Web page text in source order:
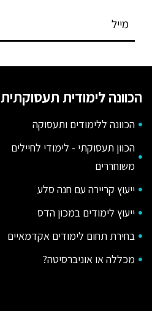
הכוונה לימודית תעסוקתית
הכוונה ללימודים ותעסוקה
הכוון תעסוקתי - לימודי לחיילים
משוחררים
ייעוץ קריירה עם חנה סלע
ייעוץ לימודים במכון הדס
בחירת תחום לימודים אקדמאיים
מכללה או אוניברסיטה?